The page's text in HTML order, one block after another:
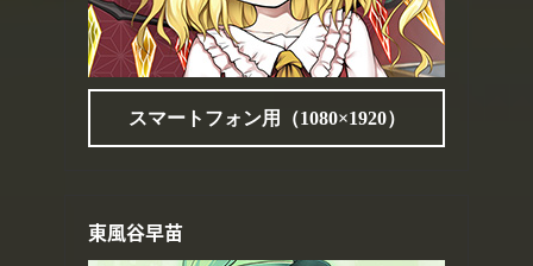
スマートフォン用（1080×1920）
東風谷早苗